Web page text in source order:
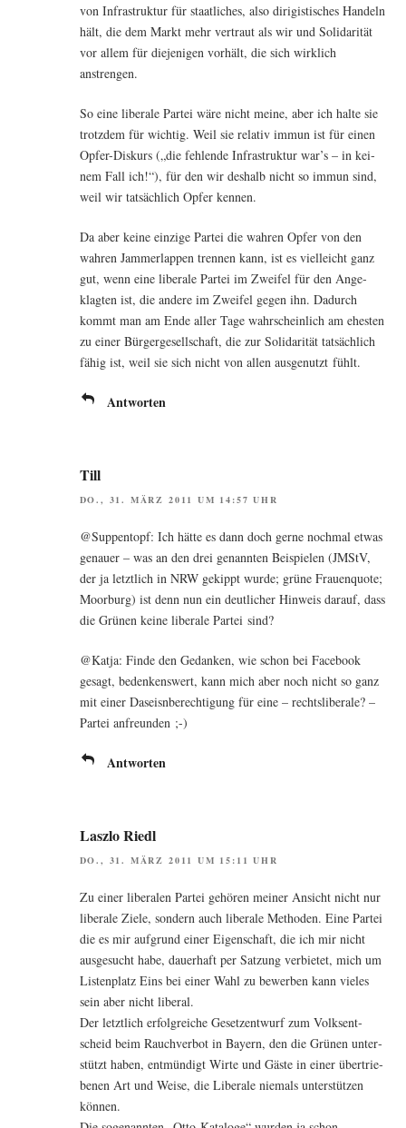
von Infra­struk­tur für staat­li­ches, also diri­gis­ti­sches Han­deln
hält, die dem Markt mehr ver­traut als wir und Soli­da­ri­tät
vor allem für die­je­ni­gen vor­hält, die sich wirk­lich
anstrengen.
So eine libe­ra­le Par­tei wäre nicht mei­ne, aber ich hal­te sie
trotz­dem für wich­tig. Weil sie rela­tiv immun ist für einen
Opfer-Dis­kurs („die feh­len­de Infra­struk­tur war’s – in kei­
nem Fall ich!“), für den wir des­halb nicht so immun sind,
weil wir tat­säch­lich Opfer kennen.
Da aber kei­ne ein­zi­ge Par­tei die wah­ren Opfer von den
wah­ren Jam­mer­lap­pen tren­nen kann, ist es viel­leicht ganz
gut, wenn eine libe­ra­le Par­tei im Zwei­fel für den Ange­
klag­ten ist, die ande­re im Zwei­fel gegen ihn. Dadurch
kommt man am Ende aller Tage wahr­schein­lich am ehes­ten
zu einer Bür­ger­ge­sell­schaft, die zur Soli­da­ri­tät tat­säch­lich
fähig ist, weil sie sich nicht von allen aus­ge­nutzt fühlt.
Antworten
Till
DO., 31. MÄRZ 2011 UM 14:57 UHR
@Suppentopf: Ich hät­te es dann doch ger­ne noch­mal etwas
genau­er – was an den drei genann­ten Bei­spie­len (JMStV,
der ja letzt­lich in NRW gekippt wur­de; grü­ne Frau­en­quo­te;
Moor­burg) ist denn nun ein deut­li­cher Hin­weis dar­auf, dass
die Grü­nen kei­ne libe­ra­le Par­tei sind?
@Katja: Fin­de den Gedan­ken, wie schon bei Face­book
gesagt, beden­kens­wert, kann mich aber noch nicht so ganz
mit einer Das­eisn­be­rech­ti­gung für eine – rechts­li­be­ra­le? –
Par­tei anfreunden ;-)
Antworten
Laszlo Riedl
DO., 31. MÄRZ 2011 UM 15:11 UHR
Zu einer libe­ra­len Par­tei gehö­ren mei­ner Ansicht nicht nur
libe­ra­le Zie­le, son­dern auch libe­ra­le Metho­den. Eine Par­tei
die es mir auf­grund einer Eigen­schaft, die ich mir nicht
aus­ge­sucht habe, dau­er­haft per Sat­zung ver­bie­tet, mich um
Lis­ten­platz Eins bei einer Wahl zu bewer­ben kann vie­les
sein aber nicht liberal.
Der letzt­lich erfolg­rei­che Gesetz­ent­wurf zum Volks­ent­
scheid beim Rauch­ver­bot in Bay­ern, den die Grü­nen unter­
stützt haben, ent­mün­digt Wir­te und Gäs­te in einer über­trie­
be­nen Art und Wei­se, die Libe­ra­le nie­mals unter­stüt­zen
können.